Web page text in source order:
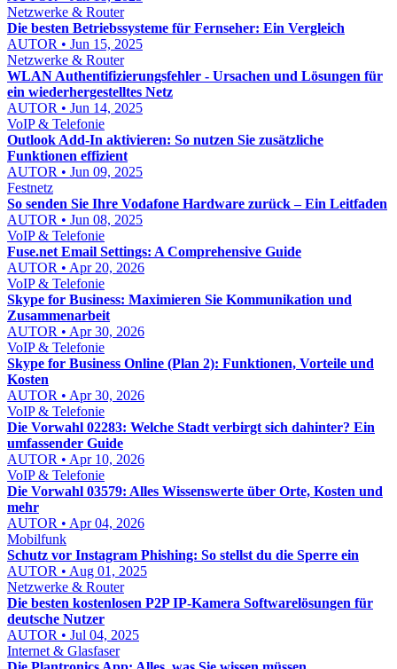
Netzwerke & Router
Die besten Betriebssysteme für Fernseher: Ein Vergleich
AUTOR • Jun 15, 2025
Netzwerke & Router
WLAN Authentifizierungsfehler - Ursachen und Lösungen für
ein wiederhergestelltes Netz
AUTOR • Jun 14, 2025
VoIP & Telefonie
Outlook Add-In aktivieren: So nutzen Sie zusätzliche
Funktionen effizient
AUTOR • Jun 09, 2025
Festnetz
So senden Sie Ihre Vodafone Hardware zurück – Ein Leitfaden
AUTOR • Jun 08, 2025
VoIP & Telefonie
Fuse.net Email Settings: A Comprehensive Guide
AUTOR • Apr 20, 2026
VoIP & Telefonie
Skype for Business: Maximieren Sie Kommunikation und
Zusammenarbeit
AUTOR • Apr 30, 2026
VoIP & Telefonie
Skype for Business Online (Plan 2): Funktionen, Vorteile und
Kosten
AUTOR • Apr 30, 2026
VoIP & Telefonie
Die Vorwahl 02283: Welche Stadt verbirgt sich dahinter? Ein
umfassender Guide
AUTOR • Apr 10, 2026
VoIP & Telefonie
Die Vorwahl 03579: Alles Wissenswerte über Orte, Kosten und
mehr
AUTOR • Apr 04, 2026
Mobilfunk
Schutz vor Instagram Phishing: So stellst du die Sperre ein
AUTOR • Aug 01, 2025
Netzwerke & Router
Die besten kostenlosen P2P IP-Kamera Softwarelösungen für
deutsche Nutzer
AUTOR • Jul 04, 2025
Internet & Glasfaser